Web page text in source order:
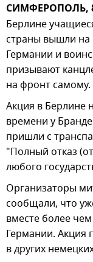
СИМФЕРОПОЛЬ,
Берлине
страны вышли на
Германии и
призывают
на фронт
Акция в Берлине
времени у
пришли с
"Полный отказ
любого
Организаторы
сообщали, что
вместе более
Германии. Акция
в других